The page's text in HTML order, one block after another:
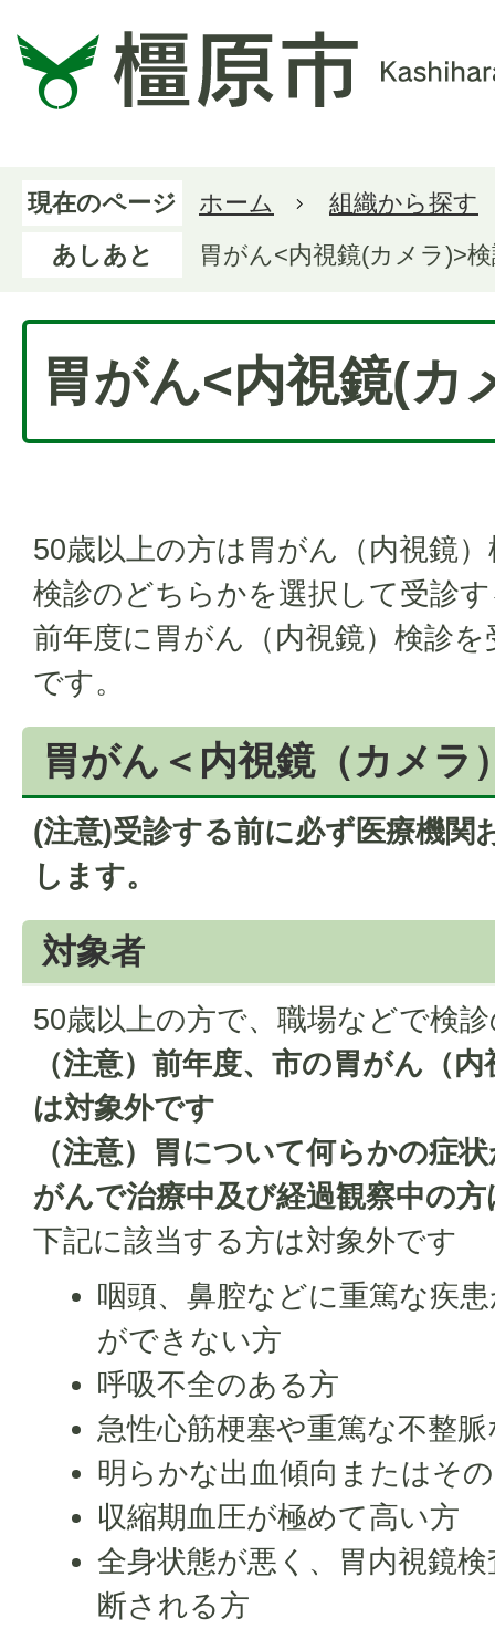
現在のページ ホーム
組織から探す
あしあと
胃がん<内視鏡(カメラ)>
胃がん<内視鏡(カ
50歳以上の方は胃がん（内視鏡
検診のどちらかを選択して受診
前年度に胃がん（内視鏡）検診
です。
胃がん＜内視鏡（カメラ
(注意)受診する前に必ず医療機関
します。
対象者
50歳以上の方で、職場などで検
（注意）前年度、市の胃がん（
は対象外です
（注意）胃について何らかの症
がんで治療中及び経過観察中の
下記に該当する方は対象外です
咽頭、鼻腔などに重篤な疾
ができない方
呼吸不全のある方
急性心筋梗塞や重篤な不整
明らかな出血傾向またはそ
収縮期血圧が極めて高い方
全身状態が悪く、胃内視鏡
断される方